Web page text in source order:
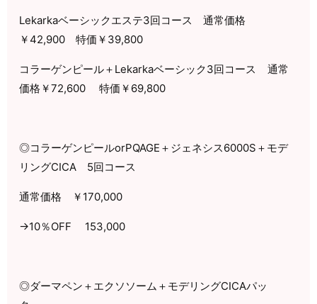
Lekarkaベーシックエステ3回コース 通常価格
￥42,900 特価￥ 39,800
コラーゲンピール＋ Lekarkaベーシック3回コース
通常
価格￥72,600 特価￥ 69,800
◎コラーゲンピールorPQAGE ＋ジェネシス6000S ＋モデ
リングCICA 5回コース
通常価格 ￥ 170,000
→10％OFF 153,000
◎ダーマペン＋エクソソーム＋モデリングCICAパッ